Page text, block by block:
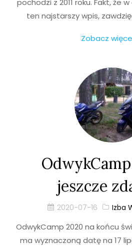
pochodzi z 2011 roku. Fakt, że
ten najstarszy wpis,
Zobacz
jeszcze
2020-07-16 Izba
OdwykCamp 2020 na końcu
ma wyznaczoną datę na 17